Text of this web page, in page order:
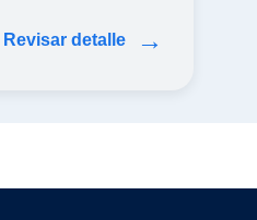
Revisar detalle →